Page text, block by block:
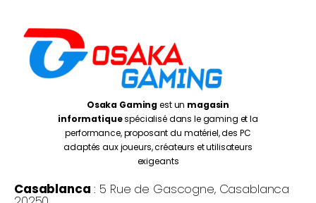
Osaka Gamingest un magasin
informatiquespécialisé dans le gaming et la
performance, proposant du matériel, des PC
adaptés aux joueurs, créateurs et utilisateurs
exigeants
Casablanca : 5 Rue de Gascogne, Casablanca